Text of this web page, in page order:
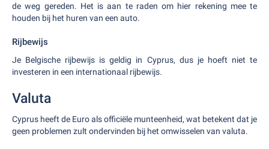
de weg gereden. Het is aan te raden om hier rekening mee te
houden bij het huren van een auto.
Rijbewijs
Je Belgische rijbewijs is geldig in Cyprus, dus je hoeft niet te
investeren in een internationaal rijbewijs.
Valuta
Cyprus heeft de Euro als officiële munteenheid, wat betekent dat je
geen problemen zult ondervinden bij het omwisselen van valuta.